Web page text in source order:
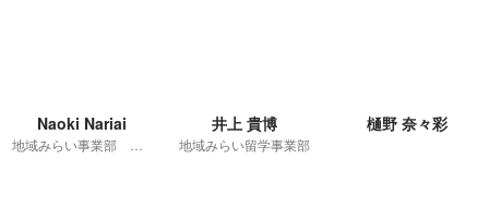
Naoki Nariai 井上 貴博
地域みらい留学事業部
樋野 奈々彩